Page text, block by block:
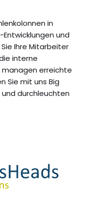
in
und
Ihre Mitarbeiter
interne
erreichte
Sie mit uns Big
durchleuchten